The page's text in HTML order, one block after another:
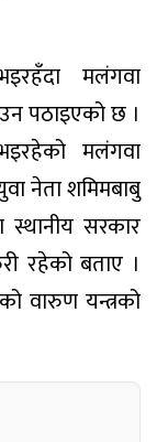
मलंगवा
पठाइएको छ ।
मलंगवा
नेता शमिमबाबु
स्थानीय सरकार
रहेको बताए ।
वारुण यन्त्रको